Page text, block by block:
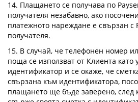
14. Плащането се получава по
получателя незабавно, ако
платежното нареждане е свързан с
получателя.
15. В случай, че телефонен номер
поща се използват от Клиента като
идентификатор и се окаже, че
свързана към идентификатора,
плащането ще бъде заверено, след